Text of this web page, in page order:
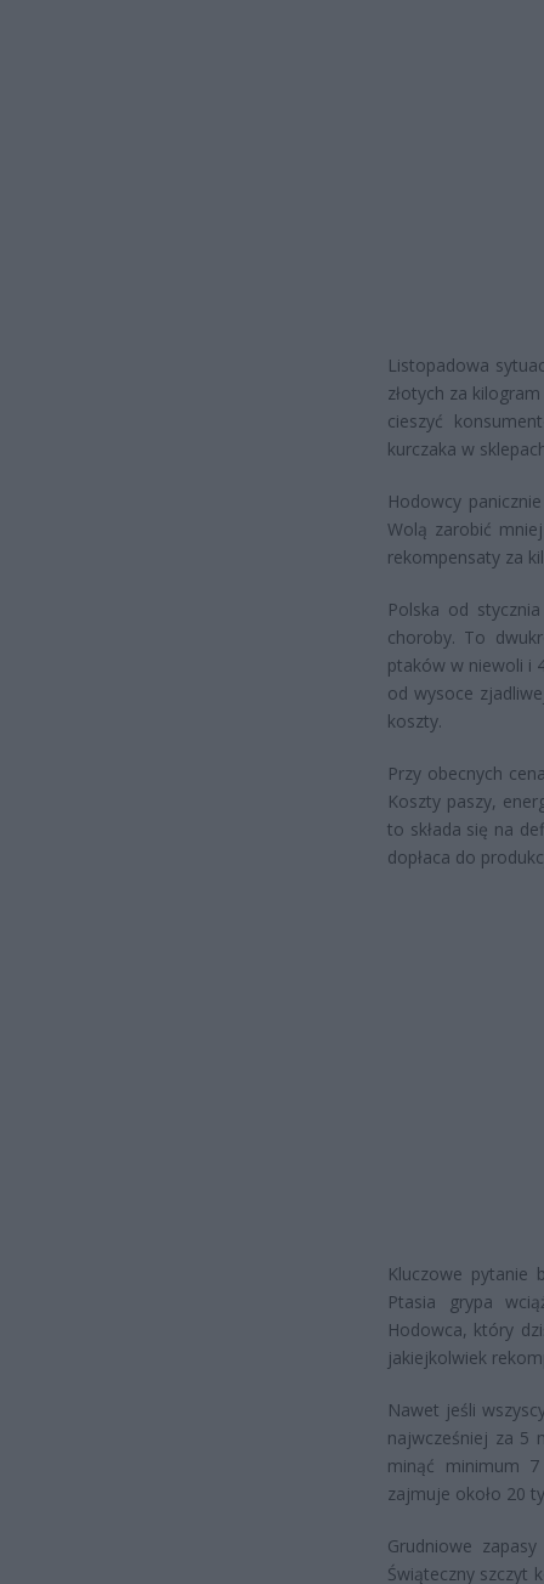
Listopadowa
złotych za
cieszyć
kurczaka w
Hodowcy
Wolą zarobić
rekompensaty za
Polska od
choroby. To
ptaków w niewoli i
od wysoce
koszty.
Przy obecnych
Koszty paszy,
to składa się na
dopłaca do
Kluczowe pytanie
Ptasia grypa
Hodowca, który
jakiejkolwiek
Nawet jeśli
najwcześniej za 5
minąć minimum
zajmuje około 20
Grudniowe
Świąteczny szczyt